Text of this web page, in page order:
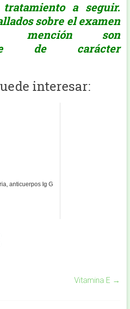
a seguir.
sobre el examen
mención son
de carácter
interesar:
anticuerpos Ig G
Vitamina E →